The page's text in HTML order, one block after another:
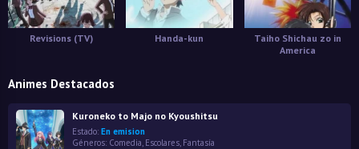
Revisions (TV) Handa-kun
Taiho Shichau zo in
America
Animes Destacados
Kuroneko to Majo no Kyoushitsu
Estado: En emision
Géneros: Comedia Escolares Fantasía